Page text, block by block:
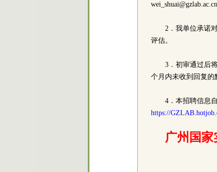
2．我单位承诺
评估。
3．初审通过后
个月内未收到回复的
4．本招聘信息
https://
广州国家